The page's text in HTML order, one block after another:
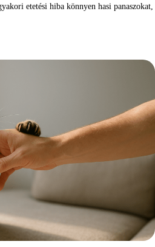
etetési hiba könnyen hasi panaszokat,